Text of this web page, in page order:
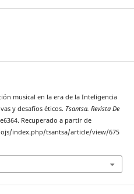
musical en la era de la Inteligencia
y desafíos éticos. Tsantsa. Revista De
Recuperado a partir de
index.php/tsantsa/article/view/675